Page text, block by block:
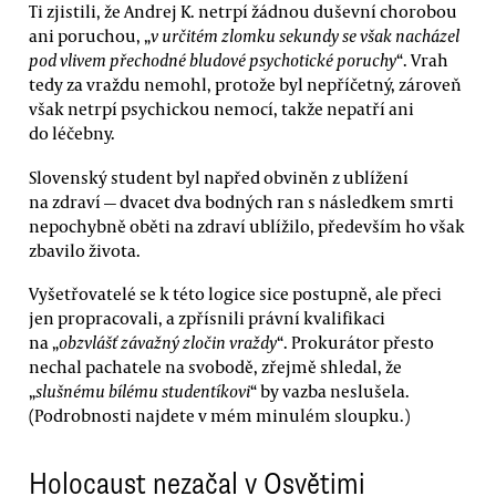
Ti zjistili, že Andrej K. netrpí žádnou duševní chorobou
ani poruchou, „v určitém zlomku sekundy se však nacházel
pod vlivem přechodné bludové psychotické poruchy“. Vrah
tedy za vraždu nemohl, protože byl nepříčetný, zároveň
však netrpí psychickou nemocí, takže nepatří ani
do léčebny.
Slovenský student byl napřed obviněn z ublížení
na zdraví — dvacet dva bodných ran s následkem smrti
nepochybně oběti na zdraví ublížilo, především ho však
zbavilo života.
Vyšetřovatelé se k této logice sice postupně, ale přeci
jen propracovali, a zpřísnili právní kvalifikaci
na „obzvlášť závažný zločin vraždy“. Prokurátor přesto
nechal pachatele na svobodě, zřejmě shledal, že
„slušnému bílému studentíkovi“ by vazba neslušela.
(Podrobnosti najdete v mém minulém sloupku.)
Holocaust nezačal v Osvětimi